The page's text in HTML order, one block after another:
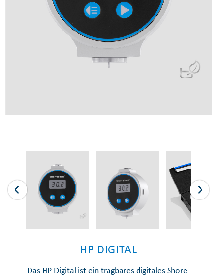
HP DIGITAL
Das HP Digital ist ein tragbares digitales Shore-